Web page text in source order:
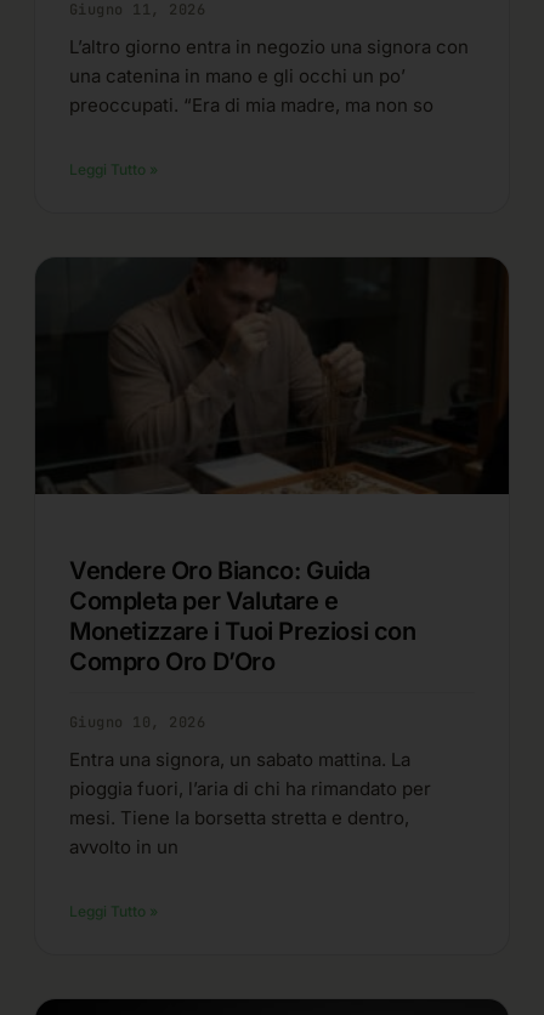
Giugno 11, 2026
L’altro giorno entra in negozio una signora con
una catenina in mano e gli occhi un po’
preoccupati. “Era di mia madre, ma non so
Leggi Tutto »
Vendere Oro Bianco: Guida
Completa per Valutare e
Monetizzare i Tuoi Preziosi con
Compro Oro D’Oro
Giugno 10, 2026
Entra una signora, un sabato mattina. La
pioggia fuori, l’aria di chi ha rimandato per
mesi. Tiene la borsetta stretta e dentro,
avvolto in un
Leggi Tutto »